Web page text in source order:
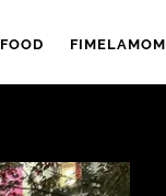
FOOD FIMELAMOM